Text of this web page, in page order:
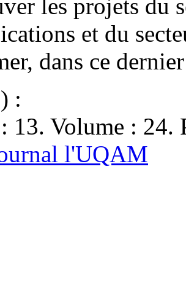
les projets du
et du
dans ce
:
13. Volume : 24.
l'UQAM